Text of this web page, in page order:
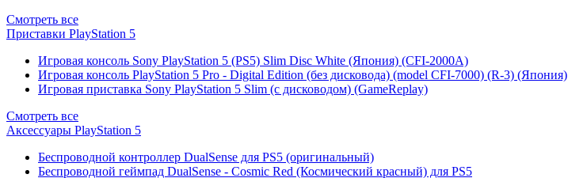
Смотреть все
Приставки PlayStation 5
Игровая консоль Sony PlayStation 5 (PS5) Slim Disc White (Япония) (CFI-2000A)
Игровая консоль PlayStation 5 Pro - Digital Edition (без дисковода) (model CFI-7000) (R-3) (Япония)
Игровая приставка Sony PlayStation 5 Slim (с дисководом) (GameReplay)
Смотреть все
Аксессуары PlayStation 5
Беспроводной контроллер DualSense для PS5 (оригинальный)
Беспроводной геймпад DualSense - Cosmic Red (Космический красный) для PS5